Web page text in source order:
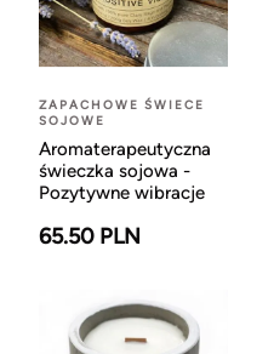
ZAPACHOWE ŚWIECE
SOJOWE
Aromaterapeutyczna
świeczka sojowa -
Pozytywne wibracje
65.50 PLN